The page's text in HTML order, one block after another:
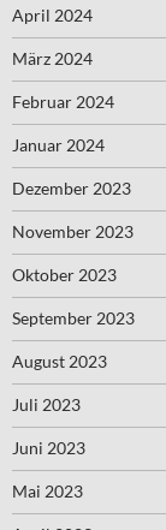
April 2024
März 2024
Februar 2024
Januar 2024
Dezember 2023
November 2023
Oktober 2023
September 2023
August 2023
Juli 2023
Juni 2023
Mai 2023